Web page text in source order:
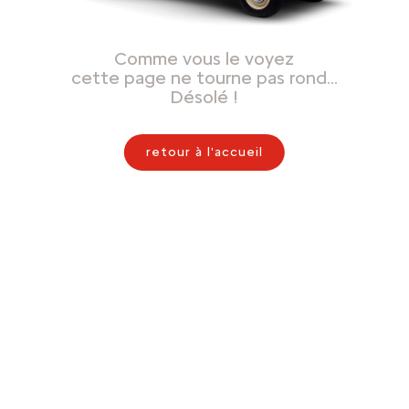
Comme vous le voyez
cette page ne tourne pas rond…
Désolé !
retour à l'accueil